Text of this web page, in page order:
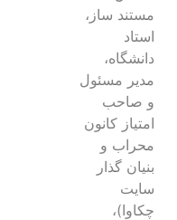
مستند ساز،
استاد
دانشگاه،
مدیر مسئول
و صاحب
امتیاز کانون
محراب و
بنیان گذار
سایت
چکاوا)،